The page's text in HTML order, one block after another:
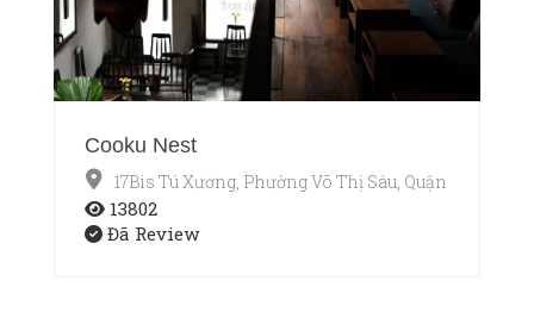
Cooku Nest
17Bis Tú Xương, Phường Võ Thị Sáu, Quận 3, TP.HCM
13802
Đã Review